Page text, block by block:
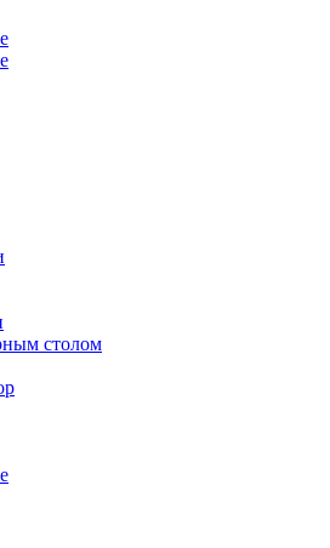
столом